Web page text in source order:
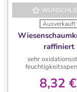
Ausverkauft
raffiniert
sehr
8,32 €